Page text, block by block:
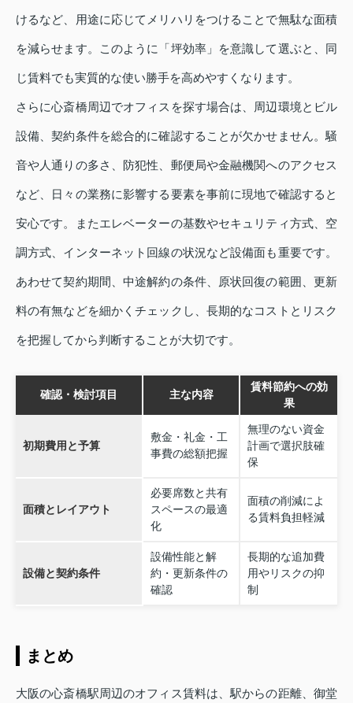
けるなど、用途に応じてメリハリをつけることで無駄な面積
を減らせます。このように「坪効率」を意識して選ぶと、同
じ賃料でも実質的な使い勝手を高めやすくなります。
さらに心斎橋周辺でオフィスを探す場合は、周辺環境とビル
設備、契約条件を総合的に確認することが欠かせません。騒
音や人通りの多さ、防犯性、郵便局や金融機関へのアクセス
など、日々の業務に影響する要素を事前に現地で確認すると
安心です。またエレベーターの基数やセキュリティ方式、空
調方式、インターネット回線の状況など設備面も重要です。
あわせて契約期間、中途解約の条件、原状回復の範囲、更新
料の有無などを細かくチェックし、長期的なコストとリスク
を把握してから判断することが大切です。
確認・検討項目 主な内容
賃料節約への効
果
初期費用と予算
敷金・礼金・工
事費の総額把握
無理のない資金
計画で選択肢確
保
面積とレイアウト
必要席数と共有
スペースの最適
化
面積の削減によ
る賃料負担軽減
設備と契約条件
設備性能と解
約・更新条件の
確認
長期的な追加費
用やリスクの抑
制
まとめ
大阪の心斎橋駅周辺のオフィス賃料は、駅からの距離、御堂